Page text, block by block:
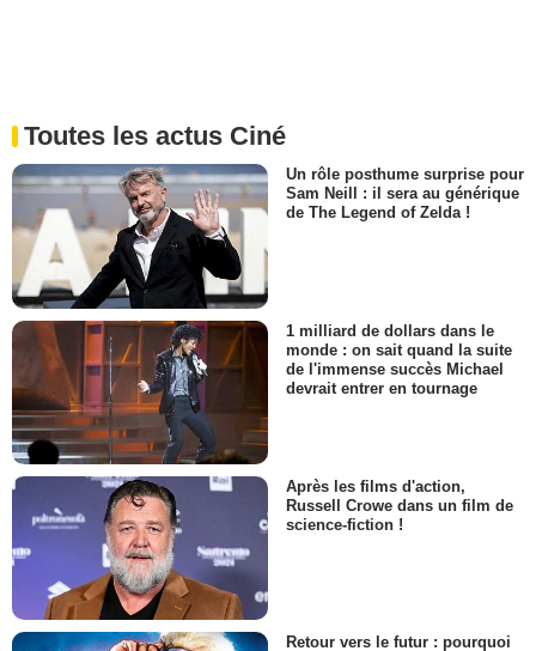
Toutes les actus Ciné
Un rôle posthume surprise pour
Sam Neill : il sera au générique
de The Legend of Zelda !
1 milliard de dollars dans le
monde : on sait quand la suite
de l'immense succès Michael
devrait entrer en tournage
Après les films d'action,
Russell Crowe dans un film de
science-fiction !
Retour vers le futur : pourquoi